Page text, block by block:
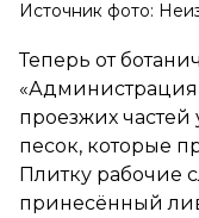
Источник фото:
Теперь от
«Администрация
проезжих
песок, которые
Плитку рабочие
принесённый